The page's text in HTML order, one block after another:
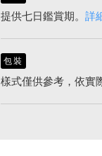
提供七日鑑賞期。 詳
包裝
樣式僅供參考，依實